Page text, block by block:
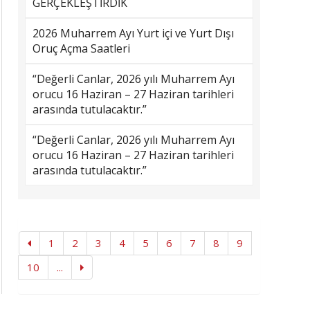
2026 Muharrem Ayı Yurt içi ve Yurt Dışı
Oruç Açma Saatleri
“Değerli Canlar, 2026 yılı Muharrem Ayı
orucu 16 Haziran – 27 Haziran tarihleri
arasında tutulacaktır.”
“Değerli Canlar, 2026 yılı Muharrem Ayı
orucu 16 Haziran – 27 Haziran tarihleri
arasında tutulacaktır.”
1 2 3 4 5 6 7 8
9
10
...